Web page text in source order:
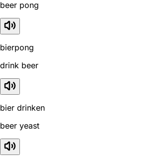
beer pong
bierpong
drink beer
bier drinken
beer yeast